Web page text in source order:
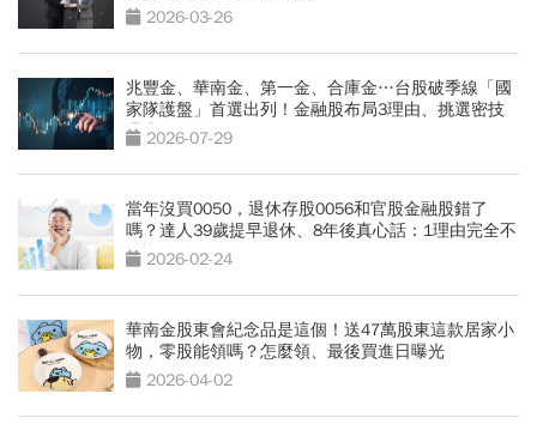
2026-03-26
兆豐金、華南金、第一金、合庫金…台股破季線「國
家隊護盤」首選出列！金融股布局3理由、挑選密技
曝光2026-07-29
當年沒買0050，退休存股0056和官股金融股錯了
嗎？達人39歲提早退休、8年後真心話：1理由完全不
後悔2026-02-24
華南金股東會紀念品是這個！送47萬股東這款居家小
物，零股能領嗎？怎麼領、最後買進日曝光
2026-04-02